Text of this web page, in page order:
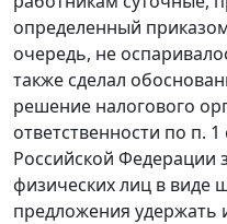
определенный
очередь, не
также сделал
решение налогового
ответственности по п. 1
Российской Федерации
физических лиц в виде
предложения удержать